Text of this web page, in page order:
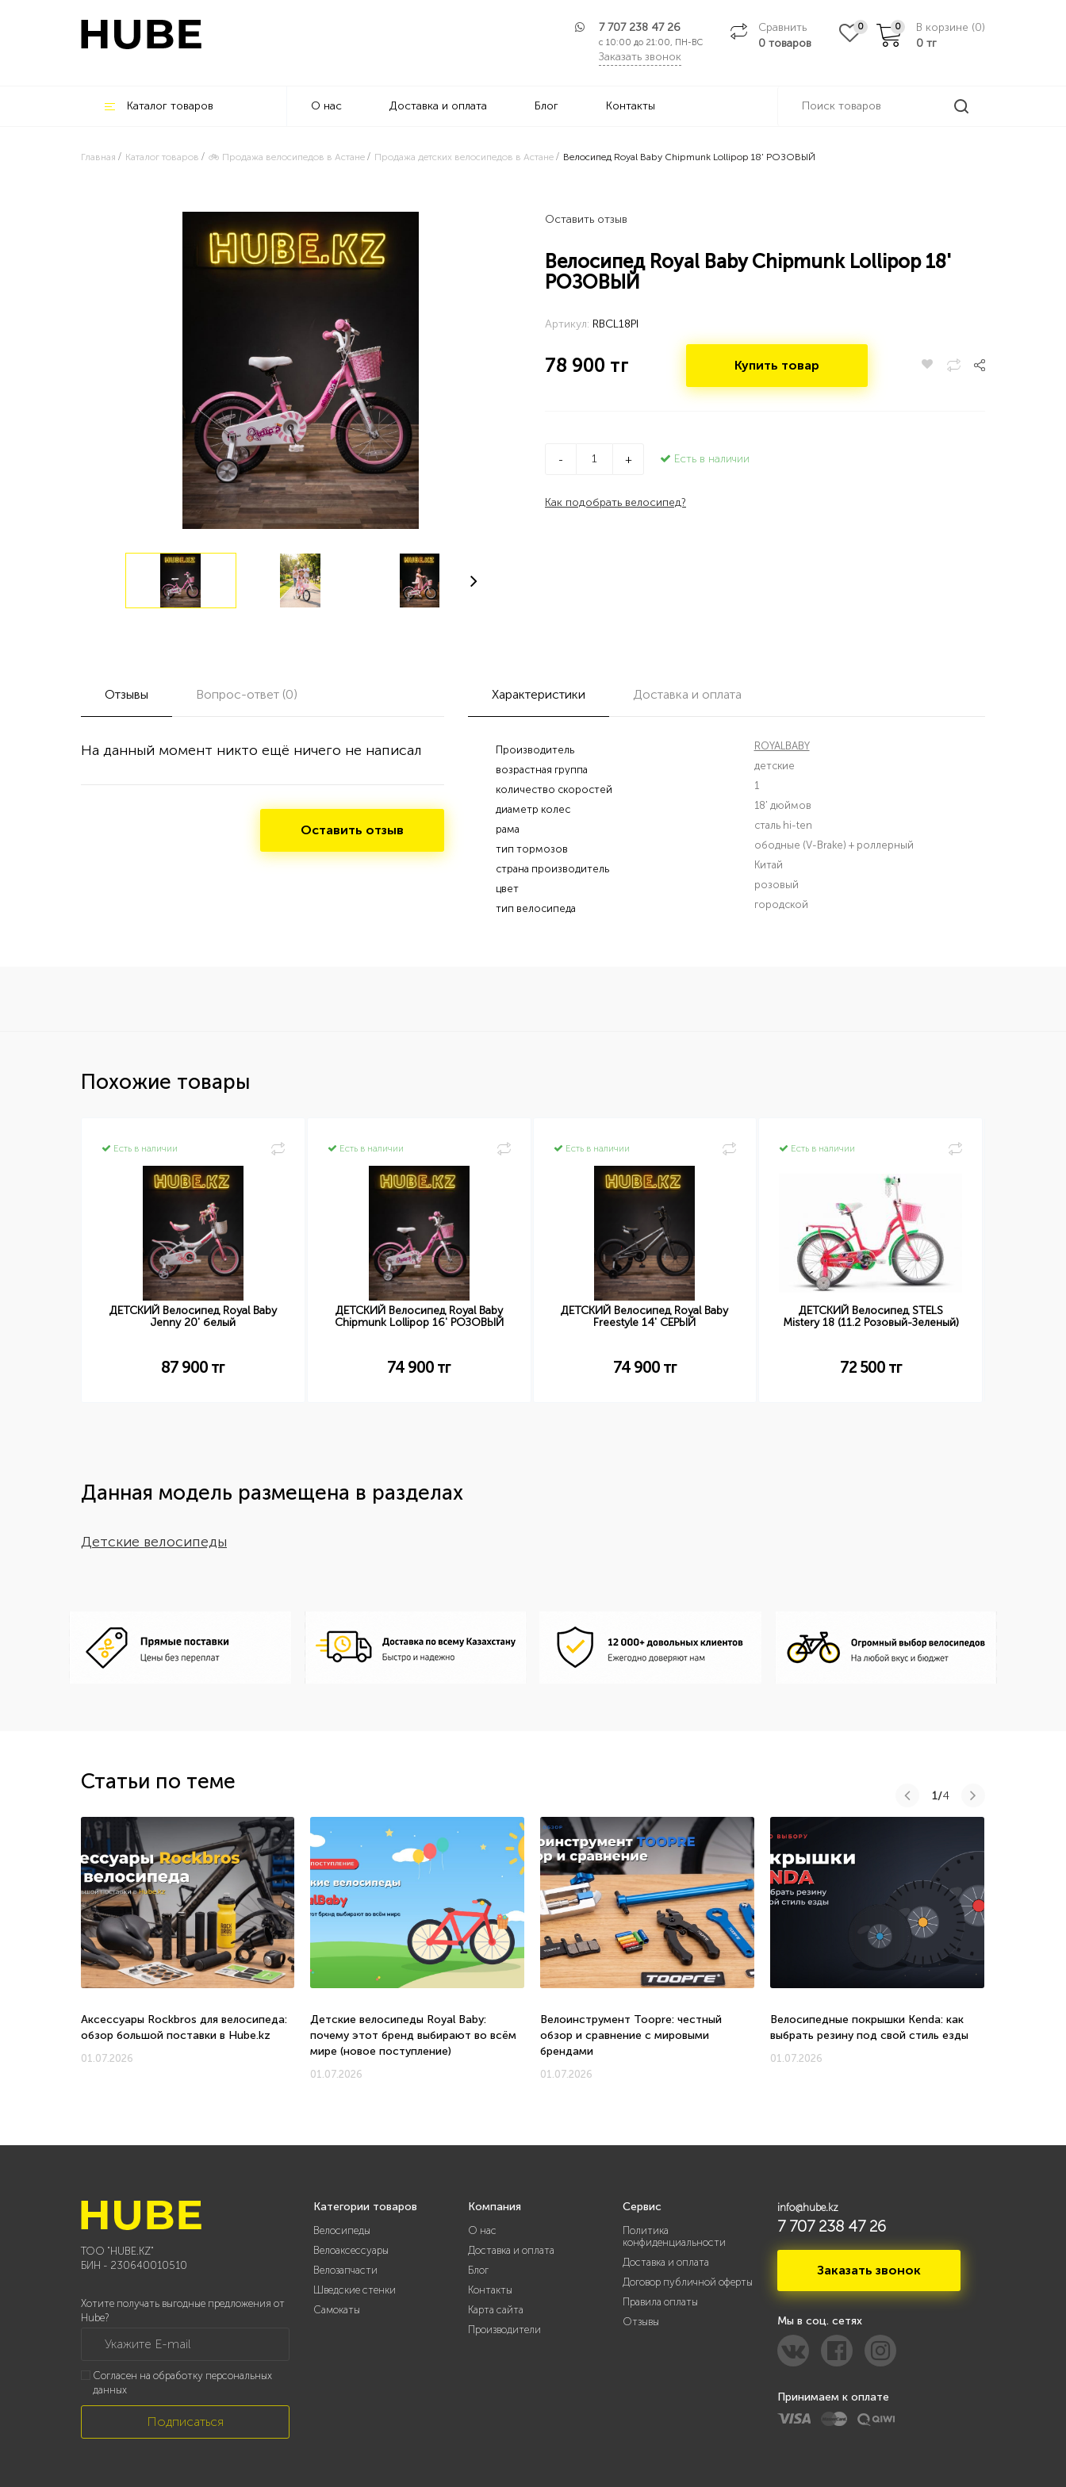
7 707 238 47 26
с 10:00 до 21:00, ПН-ВС
Заказать звонок
Сравнить
0 товаров
0 0 В корзине (0)
0 тг
Каталог товаров О нас Доставка и оплата Блог Контакты
Главная Каталог товаров 🚲 Продажа велосипедов в Астане Продажа детских велосипедов в Астане Велосипед Royal Baby Chipmunk Lollipop 18' РОЗОВЫЙ
Оставить отзыв
Велосипед Royal Baby Chipmunk Lollipop 18'
РОЗОВЫЙ
Артикул: RBCL18PI
78 900 тг Купить товар
- + Есть в наличии
Как подобрать велосипед?
Отзывы Вопрос-ответ (0)
На данный момент никто ещё ничего не написал
Оставить отзыв
Характеристики Доставка и оплата
Производитель
ROYALBABY
возрастная группа
детские
количество скоростей
1
диаметр колес
18' дюймов
рама
сталь hi-ten
тип тормозов
ободные (V-Brake) + роллерный
страна производитель
Китай
цвет
розовый
тип велосипеда
городской
Похожие товары
Есть в наличии
ДЕТСКИЙ Велосипед Royal Baby
Jenny 20' белый
87 900 тг
Есть в наличии
ДЕТСКИЙ Велосипед Royal Baby
Chipmunk Lollipop 16' РОЗОВЫЙ
74 900 тг
Есть в наличии
ДЕТСКИЙ Велосипед Royal Baby
Freestyle 14' СЕРЫЙ
74 900тг
Есть в наличии
ДЕТСКИЙ Велосипед STELS
Mistery 18 (11.2 Розовый-Зеленый)
72 500тг
Данная модель размещена в разделах
Детские велосипеды
Статьи по теме
Аксессуары Rockbros для велосипеда:
обзор большой поставки в Hube.kz
01.07.2026
Детские велосипеды Royal Baby:
почему этот бренд выбирают во всём
мире (новое поступление)
01.07.2026
Велоинструмент Toopre: честный
обзор и сравнение с мировыми
брендами
01.07.2026
Велосипедные покрышки Kenda: как
выбрать резину под свой стиль езды
01.07.2026
1/4
ТОО "HUBE.KZ"
БИН - 230640010510
Хотите получать выгодные предложения от
Hube?
Укажите E-mail
Согласен на обработку персональных
данных
Подписаться
Категории товаров
Велосипеды
Велоаксессуары
Велозапчасти
Шведские стенки
Самокаты
Компания
О нас
Доставка и оплата
Блог
Контакты
Карта сайта
Производители
Сервис
Политика
конфиденциальности
Доставка и оплата
Договор публичной оферты
Правила оплаты
Отзывы
info@hube.kz
7 707 238 47 26
Заказать звонок
Мы в соц. сетях
Принимаем к оплате